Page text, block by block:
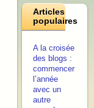
Articles
populaires
A la croisée
des blogs :
commencer
l’année
avec un
autre